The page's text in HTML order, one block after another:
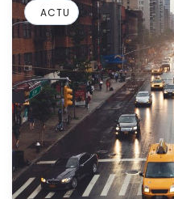
ACTU